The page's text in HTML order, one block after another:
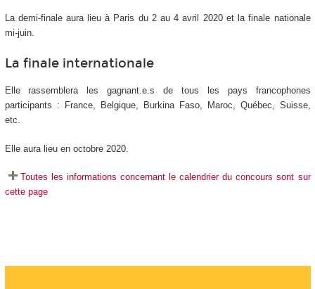
La demi-finale aura lieu à Paris du 2 au 4 avril 2020 et la finale nationale
mi-juin.
La finale internationale
Elle rassemblera les gagnant.e.s de tous les pays francophones
participants : France, Belgique, Burkina Faso, Maroc, Québec, Suisse,
etc.
Elle aura lieu en octobre 2020.
Toutes les informations concernant le calendrier du concours sont sur
cette page